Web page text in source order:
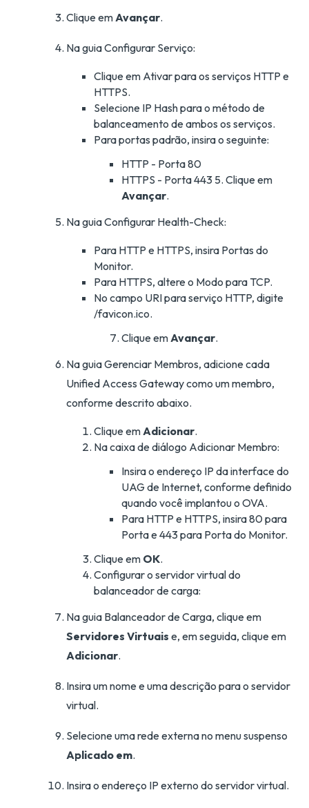
Clique emAvançar.
Na guia Configurar Serviço:
Clique em Ativar para os serviços HTTP e
HTTPS.
Selecione IP Hash para o método de
balanceamento de ambos os serviços.
Para portas padrão, insira o seguinte:
HTTP - Porta 80
HTTPS - Porta 443 5. Clique em
Avançar.
Na guia Configurar Health-Check:
Para HTTP e HTTPS, insira Portas do
Monitor.
Para HTTPS, altere o Modo para TCP.
No campo URI para serviço HTTP, digite
/favicon.ico.
Clique emAvançar.
Na guia Gerenciar Membros, adicione cada
Unified Access Gateway como um membro,
conforme descrito abaixo.
Clique emAdicionar.
Na caixa de diálogo Adicionar Membro:
Insira o endereço IP da interface do
UAG de Internet, conforme definido
quando você implantou o OVA.
Para HTTP e HTTPS, insira 80 para
Porta e 443 para Porta do Monitor.
Clique em OK.
Configurar o servidor virtual do
balanceador de carga:
Na guia Balanceador de Carga, clique em
Servidores Virtuais e, em seguida, clique em
Adicionar.
Insira um nome e uma descrição para o servidor
virtual.
Selecione uma rede externa no menu suspenso
Aplicado em.
Insira o endereço IP externo do servidor virtual.